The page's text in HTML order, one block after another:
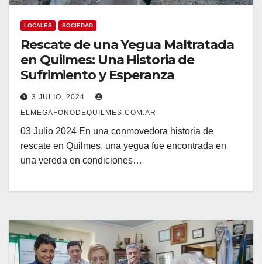
LOCALES SOCIEDAD
Rescate de una Yegua Maltratada
en Quilmes: Una Historia de
Sufrimiento y Esperanza
3 JULIO, 2024
ELMEGAFONODEQUILMES.COM.AR
03 Julio 2024 En una conmovedora historia de
rescate en Quilmes, una yegua fue encontrada en
una vereda en condiciones…